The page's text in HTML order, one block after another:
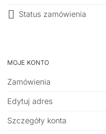
Status zamówienia
MOJE KONTO
Zamówienia
Edytuj adres
Szczegóły konta